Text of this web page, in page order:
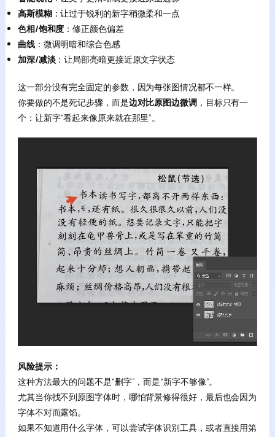
高斯模糊：让过于锐利的新字稍微柔和一点
色相/饱和度 ：修正颜色偏差
曲线：微调明暗和综合色感
加深/减淡：让局部亮暗更接近原文字状态
这一部分没有完全固定的参数，因为每张图情况都不一样。
你要做的不是死记步骤，而是边对比原图边微调，目标只有一
个：让新字“看起来像原来就在那里”。
风险提示：
这种方法最大的问题不是“删字”，而是“新字不够像”。
尤其当你找不到原图字体时，哪怕背景修得很好，最后也会因为
字体不对而露馅。
如果不知道用什么字体，可以尝试字体识别工具，或者直接用第